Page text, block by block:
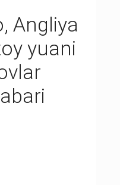
Angliya
yuani